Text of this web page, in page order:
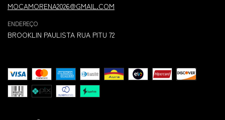
MOCAMORENA2026@GMAIL.COM
ENDEREÇO
BROOKLIN PAULISTA RUA PITU 72